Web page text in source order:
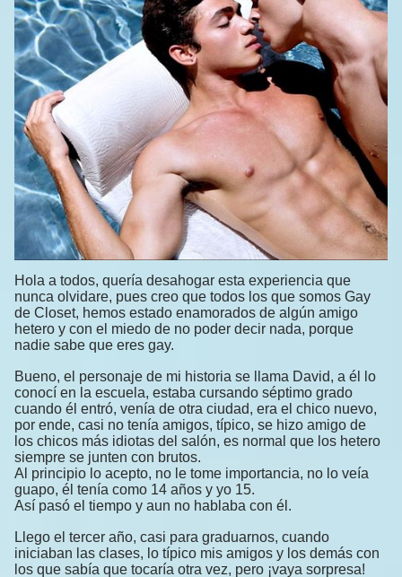
Hola a todos, quería desahogar esta experiencia que
nunca olvidare, pues creo que todos los que somos Gay
de Closet, hemos estado enamorados de algún amigo
hetero y con el miedo de no poder decir nada, porque
nadie sabe que eres gay.
Bueno, el personaje de mi historia se llama David, a él lo
conocí en la escuela, estaba cursando séptimo grado
cuando él entró, venía de otra ciudad, era el chico nuevo,
por ende, casi no tenía amigos, típico, se hizo amigo de
los chicos más idiotas del salón, es normal que los hetero
siempre se junten con brutos.
Al principio lo acepto, no le tome importancia, no lo veía
guapo, él tenía como 14 años y yo 15.
Así pasó el tiempo y aun no hablaba con él.
Llego el tercer año, casi para graduarnos, cuando
iniciaban las clases, lo típico mis amigos y los demás con
los que sabía que tocaría otra vez, pero ¡vaya sorpresa!